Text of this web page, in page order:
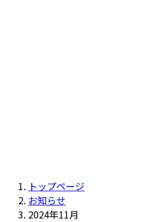
トップページ
お知らせ
2024年11月